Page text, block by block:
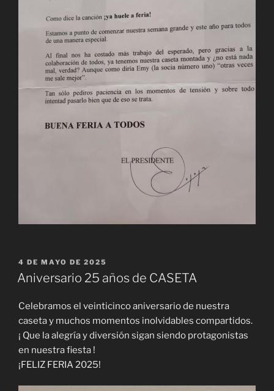
PUBLICADO
EL
4 DE MAYO DE 2025
Aniversario 25 años de CASETA
Celebramos el veinticinco aniversario de nuestra
caseta y muchos momentos inolvidables compartidos.
¡ Que la alegría y diversión sigan siendo protagonistas
en nuestra fiesta !
¡FELIZ FERIA 2025!